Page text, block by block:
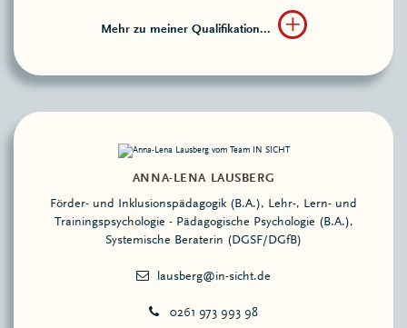
Mehr zu meiner Qualifikation...
ANNA-LENA LAUSBERG
Förder- und Inklusionspädagogik (B.A.), Lehr-, Lern- und
Trainingspsychologie - Pädagogische Psychologie (B.A.),
Systemische Beraterin (DGSF/DGfB)
0261 973 993 98